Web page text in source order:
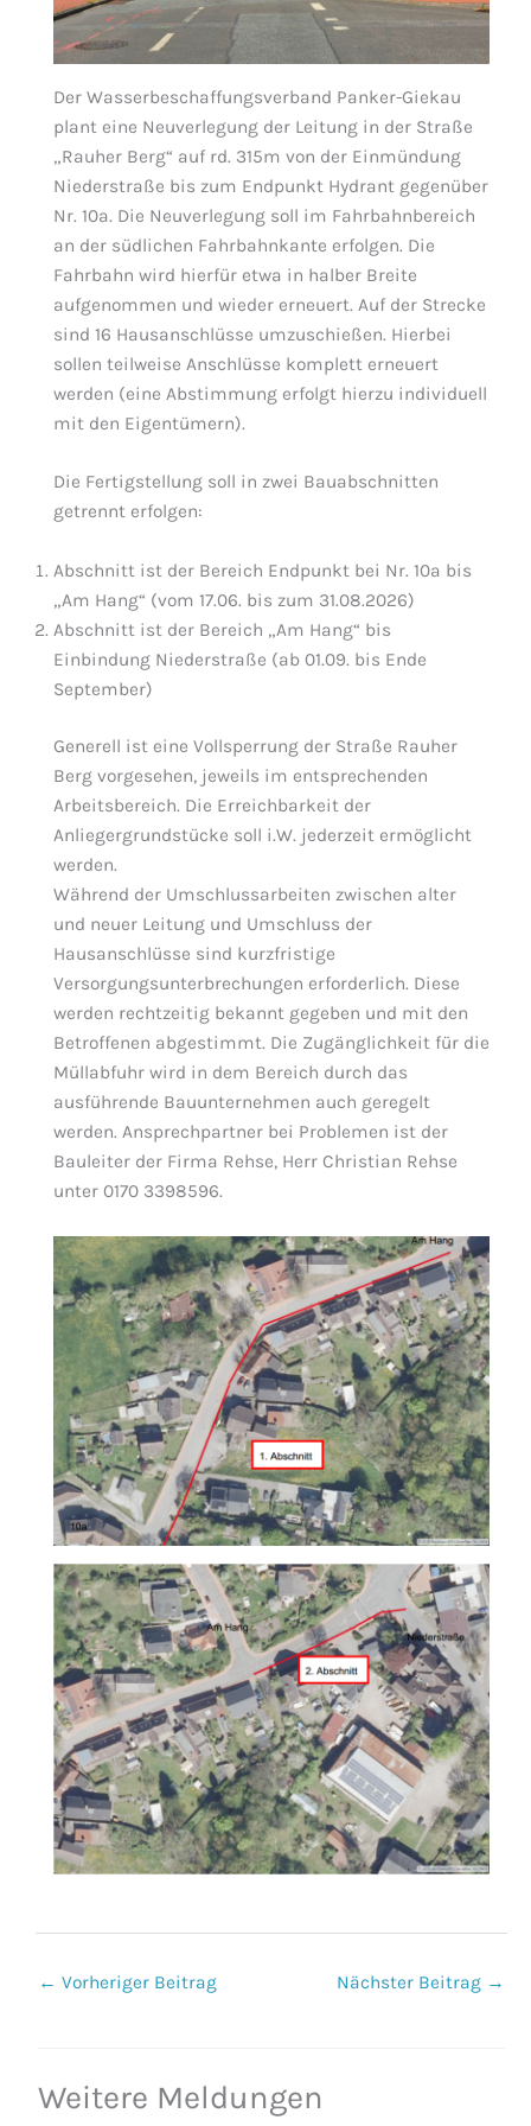
Der Wasserbeschaffungsverband Panker-Giekau
plant eine Neuverlegung der Leitung in der Straße
„Rauher Berg“ auf rd. 315m von der Einmündung
Niederstraße bis zum Endpunkt Hydrant gegenüber
Nr. 10a. Die Neuverlegung soll im Fahrbahnbereich
an der südlichen Fahrbahnkante erfolgen. Die
Fahrbahn wird hierfür etwa in halber Breite
aufgenommen und wieder erneuert. Auf der Strecke
sind 16 Hausanschlüsse umzuschießen. Hierbei
sollen teilweise Anschlüsse komplett erneuert
werden (eine Abstimmung erfolgt hierzu individuell
mit den Eigentümern).
Die Fertigstellung soll in zwei Bauabschnitten
getrennt erfolgen:
Abschnitt ist der Bereich Endpunkt bei Nr. 10a bis
„Am Hang“ (vom 17.06. bis zum 31.08.2026)
Abschnitt ist der Bereich „Am Hang“ bis
Einbindung Niederstraße (ab 01.09. bis Ende
September)
Generell ist eine Vollsperrung der Straße Rauher
Berg vorgesehen, jeweils im entsprechenden
Arbeitsbereich. Die Erreichbarkeit der
Anliegergrundstücke soll i.W. jederzeit ermöglicht
werden.
Während der Umschlussarbeiten zwischen alter
und neuer Leitung und Umschluss der
Hausanschlüsse sind kurzfristige
Versorgungsunterbrechungen erforderlich. Diese
werden rechtzeitig bekannt gegeben und mit den
Betroffenen abgestimmt. Die Zugänglichkeit für die
Müllabfuhr wird in dem Bereich durch das
ausführende Bauunternehmen auch geregelt
werden. Ansprechpartner bei Problemen ist der
Bauleiter der Firma Rehse, Herr Christian Rehse
unter 0170 3398596.
← Vorheriger Beitrag Nächster Beitrag →
Weitere Meldungen